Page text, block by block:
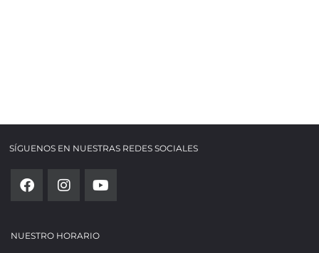
SÍGUENOS EN NUESTRAS REDES SOCIALES
NUESTRO HORARIO